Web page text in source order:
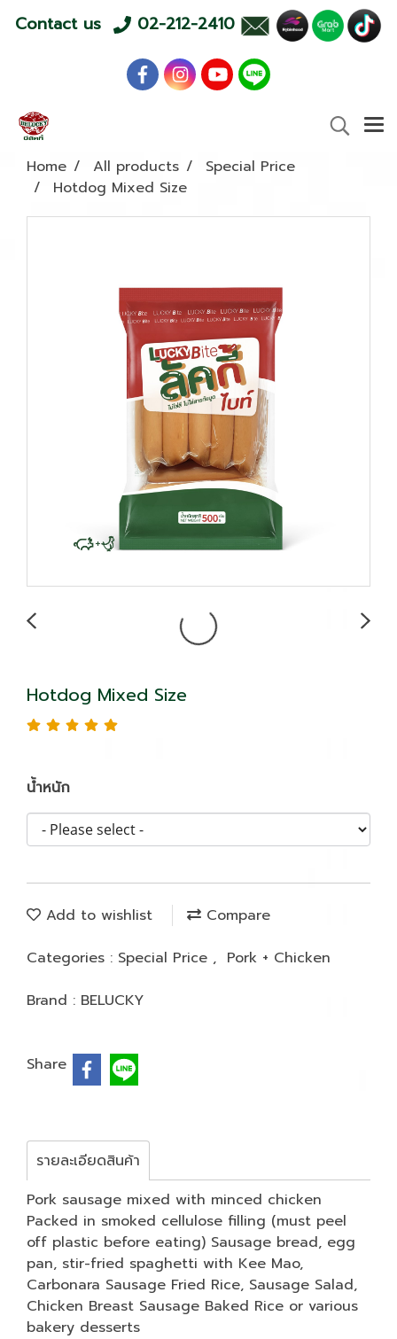
Contact us 02-212-2410
Home All products
Special Price
Hotdog Mixed Size
Hotdog Mixed Size
น้ำหนัก
Add to wishlist
Compare
Categories : Special Price , Pork + Chicken
Brand : BELUCKY
Share
รายละเอียดสินค้า
Pork sausage mixed with minced chicken
Packed in smoked cellulose filling (must peel
off plastic before eating) Sausage bread, egg
pan, stir-fried spaghetti with Kee Mao,
Carbonara Sausage Fried Rice, Sausage Salad,
Chicken Breast Sausage Baked Rice or various
bakery desserts